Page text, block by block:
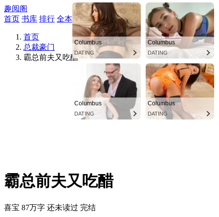
趣阅阁
首页 书库 排行 全本 搜索 商城
首页
总裁豪门
霸总前夫又吃醋
霸总前夫又吃醋
喜宝 87万字 还未读过 完结